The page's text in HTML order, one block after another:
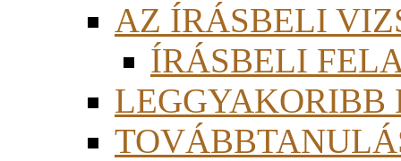
AZ ÍRÁSBELI
ÍRÁSBELI
LEGGYAKORIBB